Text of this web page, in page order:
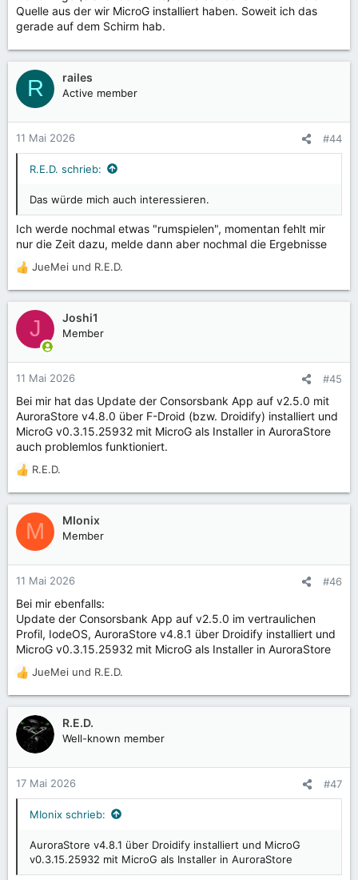
Quelle aus der wir MicroG installiert haben. Soweit ich das
gerade auf dem Schirm hab.
R railes
Active member
11 Mai 2026 #44
R.E.D. schrieb:
Das würde mich auch interessieren.
Ich werde nochmal etwas "rumspielen", momentan fehlt mir
nur die Zeit dazu, melde dann aber nochmal die Ergebnisse
R
a
k
t
n
n
:
JueMei und R.E.D.
J Joshi1
Member
11 Mai 2026 #45
Bei mir hat das Update der Consorsbank App auf v2.5.0 mit
AuroraStore v4.8.0 über F-Droid (bzw. Droidify) installiert und
MicroG v0.3.15.25932 mit MicroG als Installer in AuroraStore
auch problemlos funktioniert.
R
a
k
t
n
n
:
R.E.D.
M MIonix
Member
11 Mai 2026 #46
Bei mir ebenfalls:
Update der Consorsbank App auf v2.5.0 im vertraulichen
Profil, IodeOS, AuroraStore v4.8.1 über Droidify installiert und
MicroG v0.3.15.25932 mit MicroG als Installer in AuroraStore
R
a
k
t
n
JueMei und R.E.D.
R.E.D.
Well-known member
17 Mai 2026 #47
MIonix schrieb:
AuroraStore v4.8.1 über Droidify installiert und MicroG
v0.3.15.25932 mit MicroG als Installer in AuroraStore